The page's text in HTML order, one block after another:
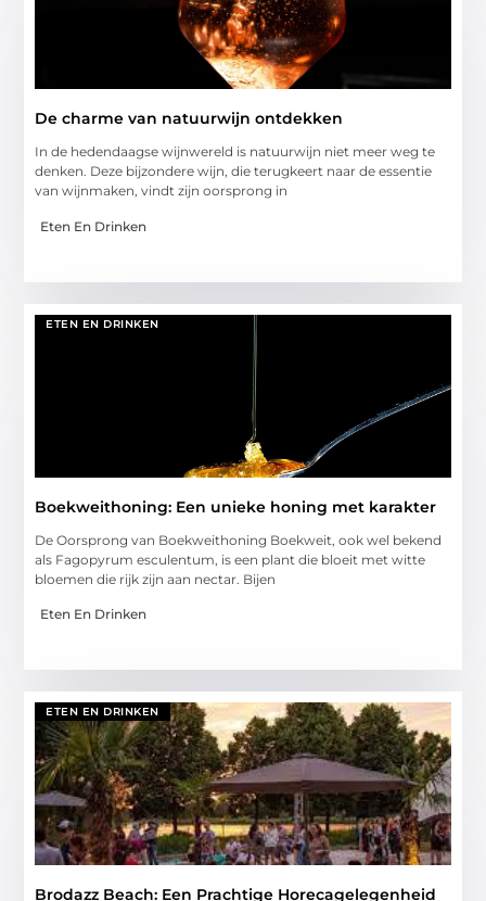
De charme van natuurwijn ontdekken
In de hedendaagse wijnwereld is natuurwijn niet meer weg te
denken. Deze bijzondere wijn, die terugkeert naar de essentie
van wijnmaken, vindt zijn oorsprong in
Eten En Drinken
ETEN EN DRINKEN
Boekweithoning: Een unieke honing met karakter
De Oorsprong van Boekweithoning Boekweit, ook wel bekend
als Fagopyrum esculentum, is een plant die bloeit met witte
bloemen die rijk zijn aan nectar. Bijen
Eten En Drinken
ETEN EN DRINKEN
Brodazz Beach: Een Prachtige Horecagelegenheid